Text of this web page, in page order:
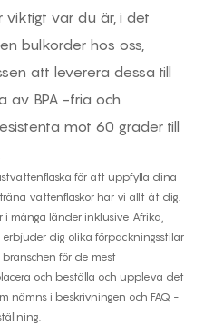
viktigt var du är, i det
bulkorder hos oss,
att leverera dessa till
av BPA -fria och
mot 60 grader till
för att uppfylla dina
vattenflaskor har vi allt åt dig.
många länder inklusive Afrika,
erbjuder dig olika förpackningsstilar
för de mest
och beställa och uppleva det
nämns i beskrivningen och FAQ -